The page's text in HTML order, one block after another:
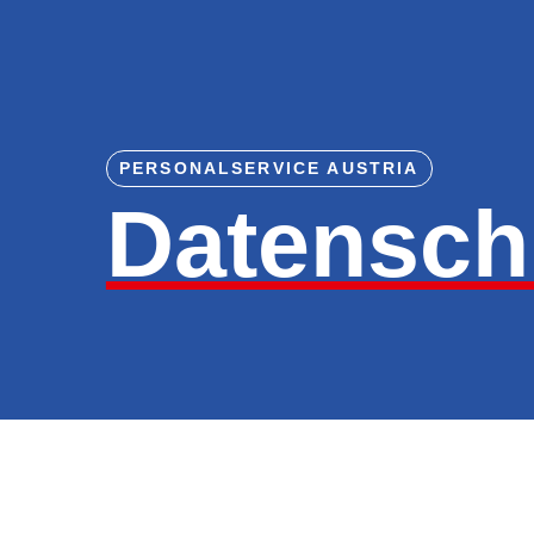
PERSONALSERVICE AUSTRIA